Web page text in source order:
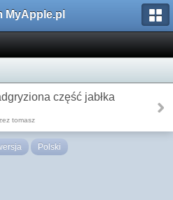
MyApple.pl
część jabłka
tomasz
Polski